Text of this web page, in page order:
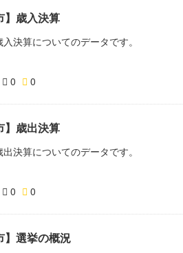
】歳入決算
決算についてのデータです。
0 0
】歳出決算
決算についてのデータです。
0 0
】選挙の概況